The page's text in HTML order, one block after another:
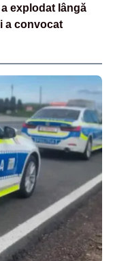
explodat lângă
a convocat